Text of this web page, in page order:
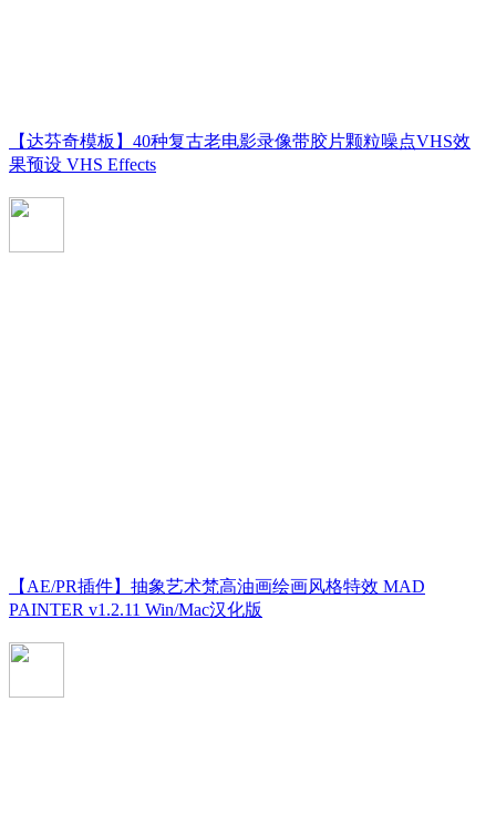
【达芬奇模板】40种复古老电影录像带胶片颗粒噪点VHS效
果预设 VHS Effects
【AE/PR插件】抽象艺术梵高油画绘画风格特效 MAD
PAINTER v1.2.11 Win/Mac汉化版